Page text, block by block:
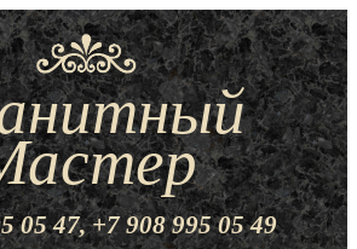
05 47,+7 908 995 0549